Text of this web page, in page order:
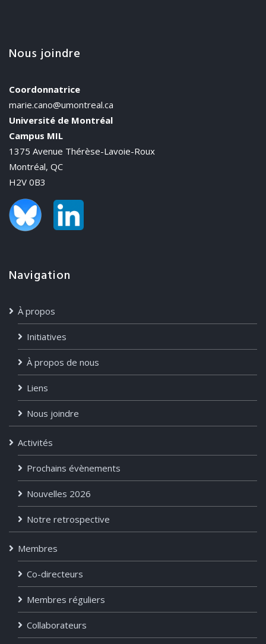
Nous joindre
Coordonnatrice
marie.cano@umontreal.ca
Université de Montréal
Campus MIL
1375 Avenue Thérèse-Lavoie-Roux
Montréal, QC
H2V 0B3
Navigation
À propos
Initiatives
À propos de nous
Liens
Nous joindre
Activités
Prochains évènements
Nouvelles 2026
Notre retrospective
Membres
Co-directeurs
Membres réguliers
Collaborateurs